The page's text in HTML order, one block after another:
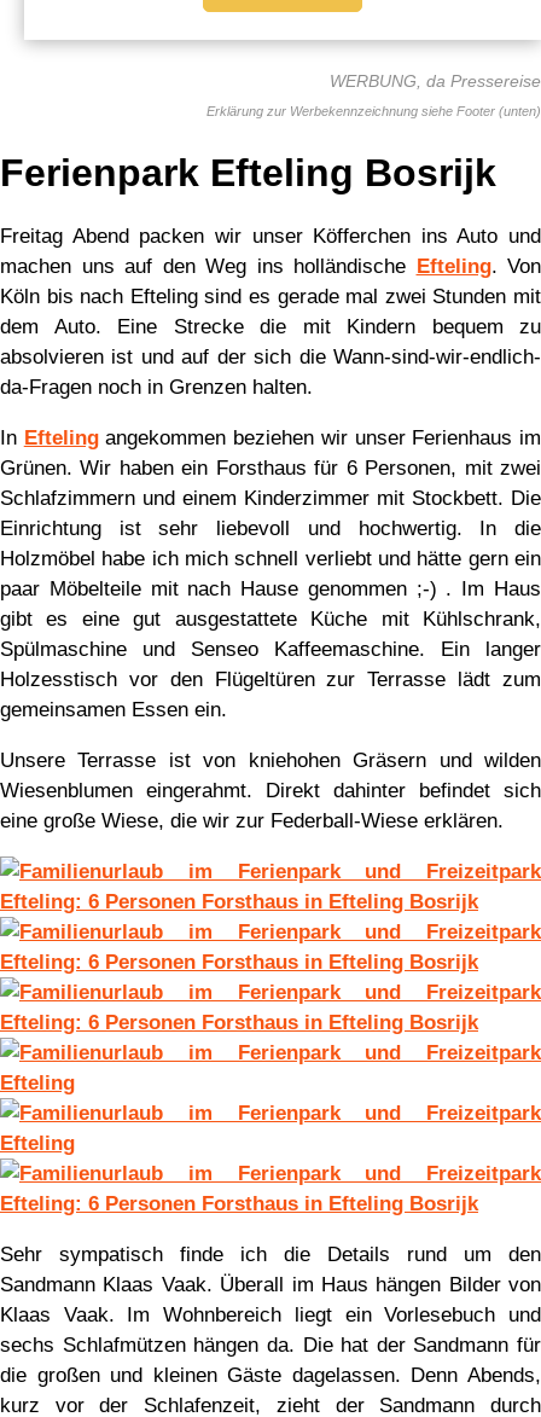
WERBUNG, da Pressereise
Ferienpark Efteling Bosrijk
Freitag Abend packen wir unser Köfferchen ins Auto und
machen uns auf den Weg ins holländische Efteling. Von
Köln bis nach Efteling sind es gerade mal zwei Stunden mit
dem Auto. Eine Strecke die mit Kindern bequem zu
absolvieren ist und auf der sich die Wann-sind-wir-endlich-
da-Fragen noch in Grenzen halten.
In Eftelingangekommen beziehen wir unser Ferienhaus im
Grünen. Wir haben ein Forsthaus für 6 Personen, mit zwei
Schlafzimmern und einem Kinderzimmer mit Stockbett. Die
Einrichtung ist sehr liebevoll und hochwertig. In die
Holzmöbel habe ich mich schnell verliebt und hätte gern ein
paar Möbelteile mit nach Hause genommen ;-) . Im Haus
gibt es eine gut ausgestattete Küche mit Kühlschrank,
Spülmaschine und Senseo Kaffeemaschine. Ein langer
Holzesstisch vor den Flügeltüren zur Terrasse lädt zum
gemeinsamen Essen ein.
Unsere Terrasse ist von kniehohen Gräsern und wilden
Wiesenblumen eingerahmt. Direkt dahinter befindet sich
eine große Wiese, die wir zur Federball-Wiese erklären.
Sehr sympatisch finde ich die Details rund um den
Sandmann Klaas Vaak. Überall im Haus hängen Bilder von
Klaas Vaak. Im Wohnbereich liegt ein Vorlesebuch und
sechs Schlafmützen hängen da. Die hat der Sandmann für
die großen und kleinen Gäste dagelassen. Denn Abends,
kurz vor der Schlafenzeit, zieht der Sandmann durch